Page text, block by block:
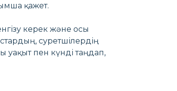
қажет.
керек және осы
суретшілердің
уақыт пен күнді таңдап,